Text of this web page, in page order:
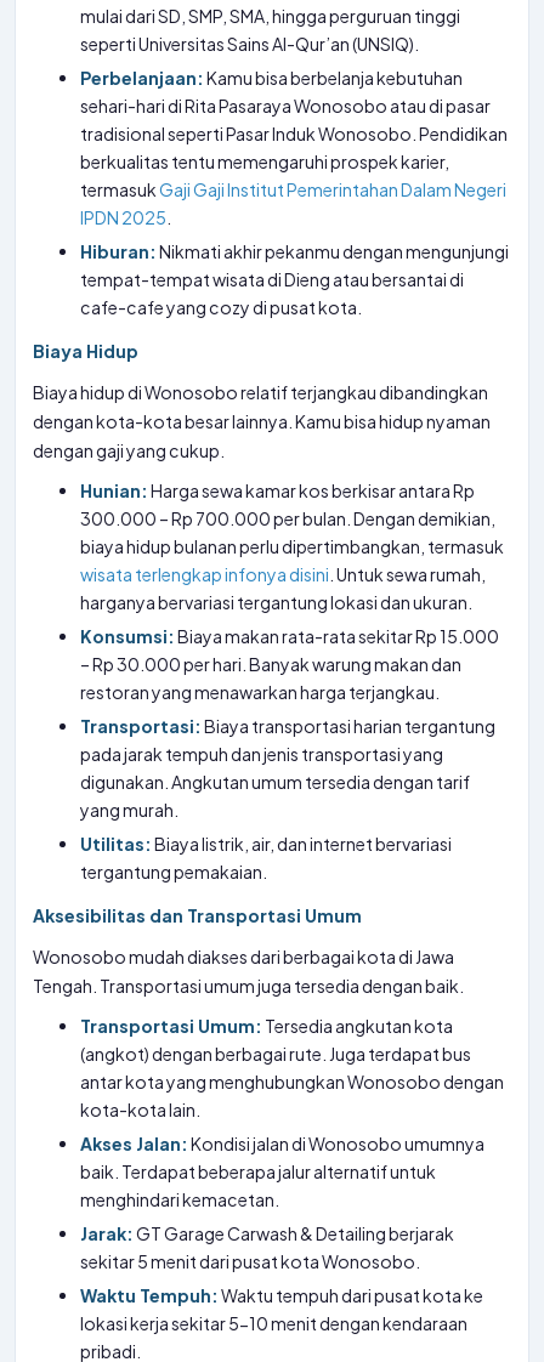
mulai dari SD, SMP, SMA, hingga perguruan tinggi
seperti Universitas Sains Al-Qur’an (UNSIQ).
Perbelanjaan: Kamu bisa berbelanja kebutuhan
sehari-hari di Rita Pasaraya Wonosobo atau di pasar
tradisional seperti Pasar Induk Wonosobo. Pendidikan
berkualitas tentu memengaruhi prospek karier,
termasukGaji Gaji Institut Pemerintahan Dalam Negeri
IPDN 2025
Hiburan: Nikmati akhir pekanmu dengan mengunjungi
tempat-tempat wisata di Dieng atau bersantai di
cafe-cafe yang cozy di pusat kota.
Biaya Hidup
Biaya hidup di Wonosobo relatif terjangkau dibandingkan
dengan kota-kota besar lainnya. Kamu bisa hidup nyaman
dengan gaji yang cukup.
Hunian: Harga sewa kamar kos berkisar antara Rp
300.000 – Rp 700.000 per bulan. Dengan demikian,
biaya hidup bulanan perlu dipertimbangkan, termasuk
wisata terlengkap infonya disini . Untuk sewa rumah,
harganya bervariasi tergantung lokasi dan ukuran.
Konsumsi: Biaya makan rata-rata sekitar Rp 15.000
– Rp 30.000 per hari. Banyak warung makan dan
restoran yang menawarkan harga terjangkau.
Transportasi: Biaya transportasi harian tergantung
pada jarak tempuh dan jenis transportasi yang
digunakan. Angkutan umum tersedia dengan tarif
yang murah.
Utilitas: Biaya listrik, air, dan internet bervariasi
tergantung pemakaian.
Aksesibilitas dan Transportasi Umum
Wonosobo mudah diakses dari berbagai kota di Jawa
Tengah. Transportasi umum juga tersedia dengan baik.
Transportasi Umum: Tersedia angkutan kota
(angkot) dengan berbagai rute. Juga terdapat bus
antar kota yang menghubungkan Wonosobo dengan
kota-kota lain.
Akses Jalan: Kondisi jalan di Wonosobo umumnya
baik. Terdapat beberapa jalur alternatif untuk
menghindari kemacetan.
Jarak: GT Garage Carwash & Detailing berjarak
sekitar 5 menit dari pusat kota Wonosobo.
Waktu Tempuh: Waktu tempuh dari pusat kota ke
lokasi kerja sekitar 5-10 menit dengan kendaraan
pribadi.